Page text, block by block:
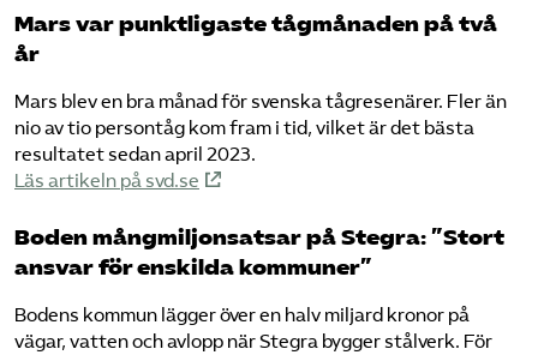
Mars var punktligaste tågmånaden på två
år
Mars blev en bra månad för svenska tågresenärer. Fler än
nio av tio persontåg kom fram i tid, vilket är det bästa
resultatet sedan april 2023.
Läs artikeln på svd.se
Boden mångmiljonsatsar på Stegra: ”Stort
ansvar för enskilda kommuner”
Bodens kommun lägger över en halv miljard kronor på
vägar, vatten och avlopp när Stegra bygger stålverk. För